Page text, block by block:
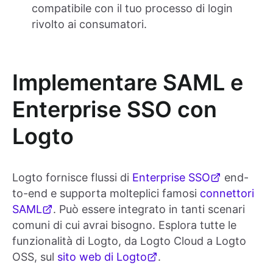
compatibile con il tuo processo di login
rivolto ai consumatori.
Implementare SAML e
Enterprise SSO con
Logto
Logto fornisce flussi di Enterprise SSO
end-
to-end e supporta molteplici famosi connettori
SAML
. Può essere integrato in tanti scenari
comuni di cui avrai bisogno. Esplora tutte le
funzionalità di Logto, da Logto Cloud a Logto
OSS, sul sito web di Logto .